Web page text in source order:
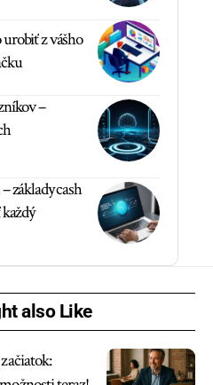
z vášho
–
základy cash
also Like